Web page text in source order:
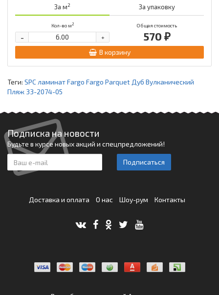
За м2 За упаковку
Кол-во м2 Общая стоимость
570 ₽
+
-
В корзину
Теги: SPC ламинат Fargo Fargo Parquet Дуб Вулканический
Пляж 33-2074-05
Подписка на новости
Будьте в курсе новых акций и спецпредложений!
Подписаться
Доставка и оплата О нас Шоу-рум Контакты